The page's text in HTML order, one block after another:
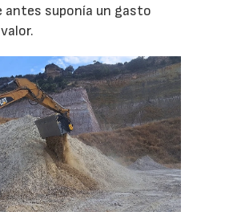
antes suponía un gasto